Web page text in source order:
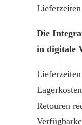
Lieferzeiten
Die
in digitale
Retouren